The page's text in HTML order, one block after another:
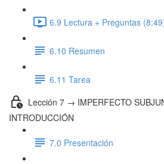
6.9 Lectura + Preguntas
6.10 Resumen
6.11 Tarea
Lección 7 → IMPERFECTO
INTRODUCCIÓN
7.0 Presentación